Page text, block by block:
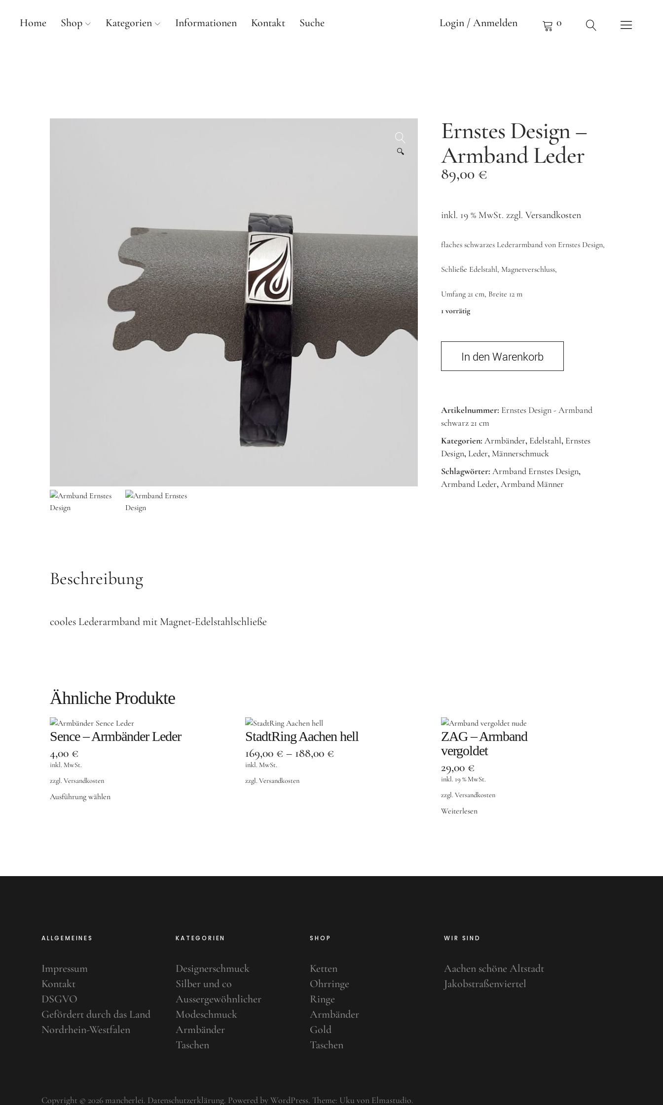
Home Shop Kategorien Informationen Kontakt Suche Login / Anmelden 0
🔍
Ernstes Design –
Armband Leder
89,00 €
inkl. 19 % MwSt. zzgl. Versandkosten
flaches schwarzes Lederarmband von Ernstes Design,
Schließe Edelstahl, Magnetverschluss,
Umfang 21 cm, Breite 12 m
1 vorrätig
In den Warenkorb
Artikelnummer: Ernstes Design - Armband
schwarz 21 cm
Kategorien: Armbänder, Edelstahl, Ernstes
Design, Leder, Männerschmuck
Schlagwörter: Armband Ernstes Design,
Armband Leder,Armband Männer
Beschreibung
cooles Lederarmband mit Magnet-Edelstahlschließe
Ähnliche Produkte
Sence – Armbänder Leder
4,00 €
inkl. MwSt.
zzgl. Versandkosten
Ausführung wählen
StadtRing Aachen hell
169,00 € – 188,00 €
inkl. MwSt.
zzgl.Versandkosten
ZAG – Armband
vergoldet
29,00 €
inkl. 19 % MwSt.
zzgl. Versandkosten
Weiterlesen
ALLGEMEINES
Impressum
Kontakt
DSGVO
Gefördert durch das Land
Nordrhein-Westfalen
KATEGORIEN
Designerschmuck
Silber und co
Aussergewöhnlicher
Modeschmuck
Armbänder
Taschen
SHOP
Ketten
Ohrringe
Ringe
Armbänder
Gold
Taschen
WIR SIND
Aachen schöne Altstadt
Jakobstraßenviertel
Copyright © 2026 mancherlei Datenschutzerklärung Powered byWordPress Theme: Uku von Elmastudio